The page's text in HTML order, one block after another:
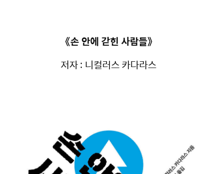
《손 안에 갇힌 사람들》
저자 : 니컬러스 카다라스